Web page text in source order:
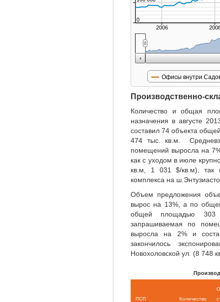
Офисы внутри
2006
0
Производственно-
Количество и общая
назначения в августе
составил 74 объекта
474 тыс. кв.м.
помещений выросла на
как с уходом в июле
кв.м, 1 031 $/кв.м), так
комплекса на
Объем предложения
вырос на 13%, а по
общей площадью 303
запрашиваемая по
выросла на 2% и
закончилось
Новохоловской ул. (8 748
ПСП Количество